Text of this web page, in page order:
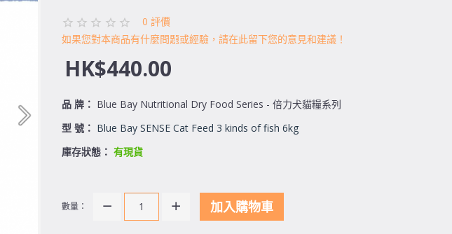
0 評價
如果您對本商品有什麼問題或經驗，請在此留下您的意見和建議！
HK$440.00
品 牌： Blue Bay Nutritional Dry Food Series - 倍力犬貓糧系列
型 號： Blue Bay SENSE Cat Feed 3 kinds of fish 6kg
庫存狀態： 有現貨
數量： 加入購物車